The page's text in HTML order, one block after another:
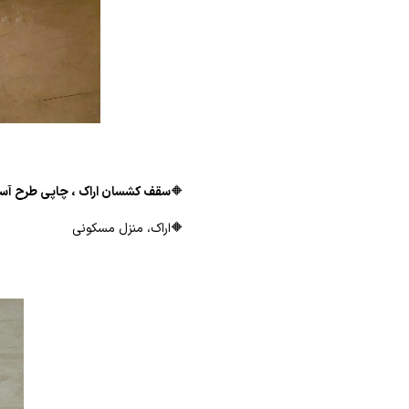
🔶سقف کشسان اراک ، چاپیطرح
🔶اراک، منزل مسکونی